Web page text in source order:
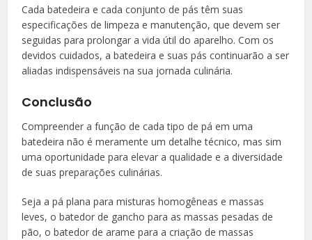
Cada batedeira e cada conjunto de pás têm suas
especificações de limpeza e manutenção, que devem ser
seguidas para prolongar a vida útil do aparelho. Com os
devidos cuidados, a batedeira e suas pás continuarão a ser
aliadas indispensáveis na sua jornada culinária.
Conclusão
Compreender a função de cada tipo de pá em uma
batedeira não é meramente um detalhe técnico, mas sim
uma oportunidade para elevar a qualidade e a diversidade
de suas preparações culinárias.
Seja a pá plana para misturas homogêneas e massas
leves, o batedor de gancho para as massas pesadas de
pão, o batedor de arame para a criação de massas